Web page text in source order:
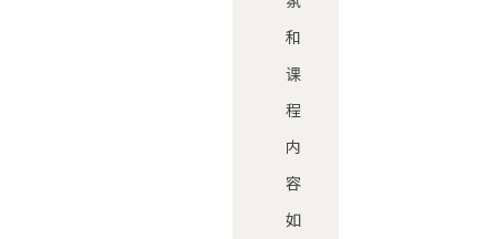
和
课
程
内
容
如